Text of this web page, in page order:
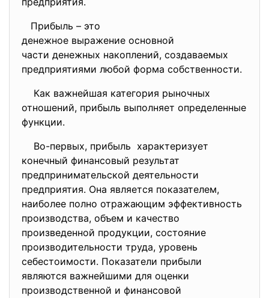
Прибыль – это
денежное выражение основной
части денежных накоплений, создаваемых
предприятиями любой форма собственности.
Как важнейшая категория рыночных
отношений, прибыль выполняет определенные
функции.
Во-первых, прибыль характеризует
конечный финансовый результат
предпринимательской деятельности
предприятия. Она является показателем,
наиболее полно отражающим эффективность
производства, объем и качество
произведенной продукции, состояние
производительности труда, уровень
себестоимости. Показатели прибыли
являются важнейшими для оценки
производственной и финансовой